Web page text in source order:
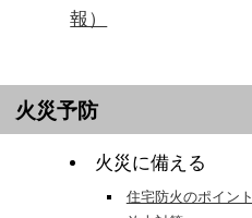
報）
火災予防
火災に備える
住宅防火のポイント